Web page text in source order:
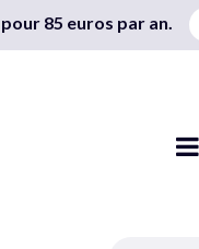
85 euros par an.